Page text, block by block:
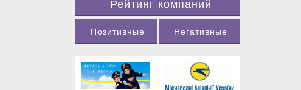
Позитивные Негативные